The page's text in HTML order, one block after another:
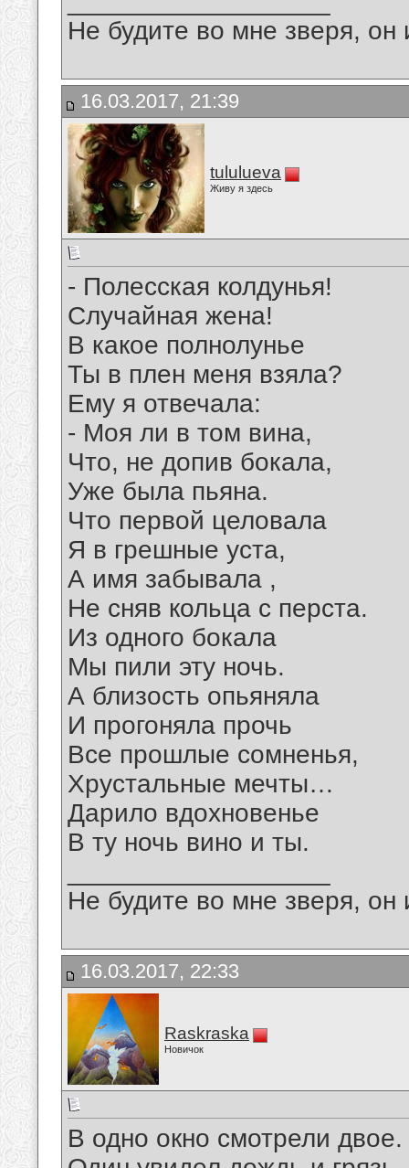
Не будите во мне зверя, он
16.03.2017, 21:39
tululueva
Живу я здесь
- Полесская колдунья!
Случайная жена!
В какое полнолунье
Ты в плен меня взяла?
Ему я отвечала:
- Моя ли в том вина,
Что, не допив бокала,
Уже была пьяна.
Что первой целовала
Я в грешные уста,
А имя забывала ,
Не сняв кольца с перста.
Из одного бокала
Мы пили эту ночь.
А близость опьяняла
И прогоняла прочь
Все прошлые сомненья,
Хрустальные мечты…
Дарило вдохновенье
В ту ночь вино и ты.
Не будите во мне зверя, он
16.03.2017, 22:33
Raskraska
Новичок
В одно окно смотрели двое.